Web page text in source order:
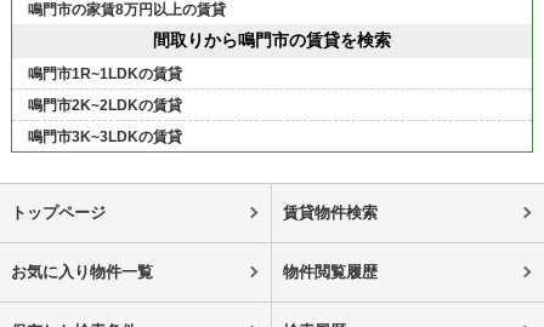
鳴門市の家賃8万円以上の賃貸
間取りから鳴門市の賃貸を検索
鳴門市1R~1LDKの賃貸
鳴門市2K~2LDKの賃貸
鳴門市3K~3LDKの賃貸
トップページ 賃貸物件検索
お気に入り物件一覧 物件閲覧履歴